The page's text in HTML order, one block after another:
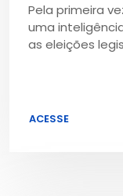
Pela primeira
uma
as eleições legis
ACESSE